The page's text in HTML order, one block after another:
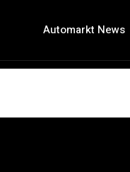
Automarkt News